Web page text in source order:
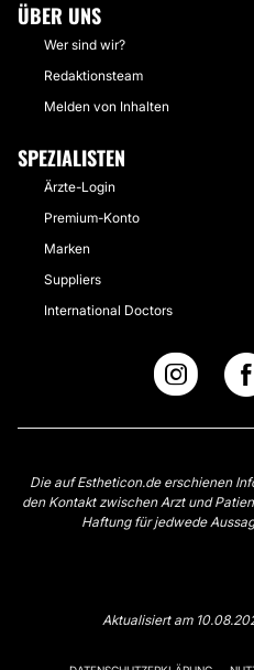
ÜBER UNS
Wer sind wir?
Redaktionsteam
Melden von Inhalten
SPEZIALISTEN
Ärzte-Login
Premium-Konto
Marken
Suppliers
International Doctors
Die auf Estheticon.de erschienen
den Kontakt zwischen Arzt und
Haftung für jedwede
Aktualisiert am